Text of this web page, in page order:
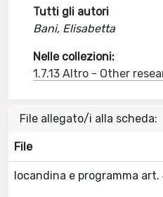
Tutti gli autori
Bani, Elisabetta
Nelle collezioni:
1.7.13 Altro - Other
File allegato/i alla scheda:
File
locandina e programma